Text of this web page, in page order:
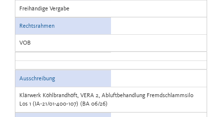
Freihändige Vergabe
Rechtsrahmen
VOB
Ausschreibung
Klärwerk Köhlbrandhöft, VERA 2, Abluftbehandlung Fremdschlammsilo
Los 1 (IA-21/01-400-107) (BA 06/26)